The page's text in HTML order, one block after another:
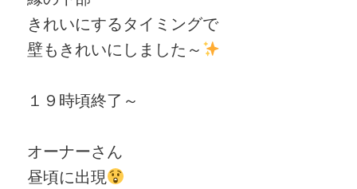
きれいにするタイミングで
壁もきれいにしました～
１９時頃終了～
オーナーさん
昼頃に出現